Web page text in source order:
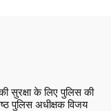
सुरक्षा के लिए पुलिस की
पुलिस अधीक्षक विजय